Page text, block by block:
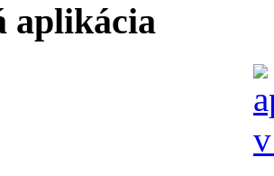
aplikácia